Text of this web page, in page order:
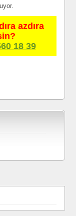
azdıra
18 39